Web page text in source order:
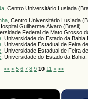
, Centro Universitário Lusiada
, Centro Universitário Lusíada
Hospital Guilherme Álvaro (Brasil)
Federal de Mato Grosso
, Universidade do Estado da
, Universidade Estadual de Feira
, Universidade Estadual de Feira
, Universidade do Estado da
<< < 5 6 7 8 9 10 11 > >>